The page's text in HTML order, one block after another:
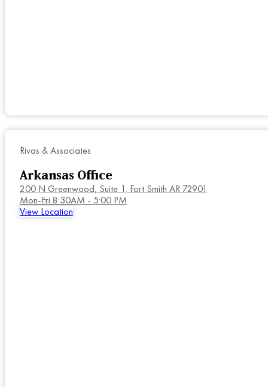
Rivas & Associates
Arkansas Office
200 N Greenwood, Suite 1, Fort Smith AR 72901
Mon-Fri 8:30AM - 5:00 PM
View Location